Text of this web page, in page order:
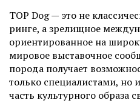
TOP Dog — это не
ринге, а зрелищное
ориентированное на
мировое выставочное
порода получает
только специалистами, но
часть культурного образа